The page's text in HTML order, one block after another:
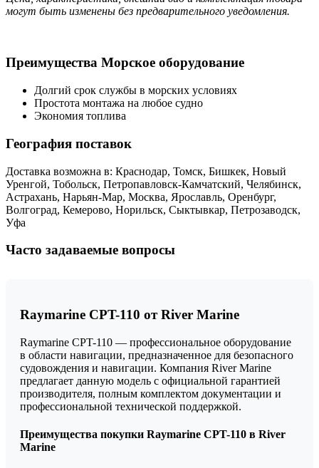
могут быть изменены без предварительного уведомления.
Преимущества Морское оборудование
Долгий срок службы в морских условиях
Простота монтажа на любое судно
Экономия топлива
География поставок
Доставка возможна в: Краснодар, Томск, Бишкек, Новый
Уренгой, Тобольск, Петропавловск-Камчатский, Челябинск,
Астрахань, Нарьян-Мар, Москва, Ярославль, Оренбург,
Волгоград, Кемерово, Норильск, Сыктывкар, Петрозаводск,
Уфа
Часто задаваемые вопросы
Raymarine CPT-110 от River Marine
Raymarine CPT-110 — профессиональное оборудование
в области навигации, предназначенное для безопасного
судовождения и навигации. Компания River Marine
предлагает данную модель с официальной гарантией
производителя, полным комплектом документации и
профессиональной технической поддержкой.
Преимущества покупки Raymarine CPT-110 в River
Marine